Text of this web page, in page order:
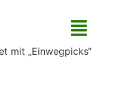
mit „Einwegpicks“